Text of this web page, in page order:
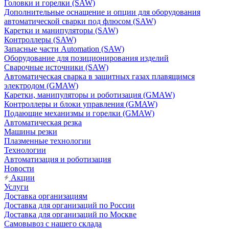
Головки и горелки (SAW)
Дополнительные оснащение и опции для оборудования
автоматической сварки под флюсом (SAW)
Каретки и манипуляторы (SAW)
Контроллеры (SAW)
Запасные части Automation (SAW)
Оборудование для позиционирования изделий
Сварочные источники (SAW)
Автоматическая сварка в защитных газах плавящимся
электродом (GMAW)
Каретки, манипуляторы и роботизация (GMAW)
Контроллеры и блоки управления (GMAW)
Подающие механизмы и горелки (GMAW)
Автоматическая резка
Машины резки
Плазменные технологии
Технологии
Автоматизация и роботизация
Новости
Акции
Услуги
Доставка организациям
Доставка для организаций по России
Доставка для организаций по Москве
Самовывоз с нашего склада